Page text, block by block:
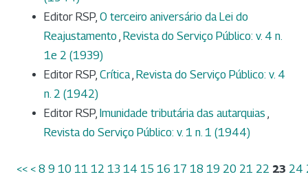
Editor RSP, O terceiro aniversário da Lei do
Reajustamento Revista do Serviço Público: v. 4 n.
1e 2 (1939)
Editor RSP, Crítica Revista do Serviço Público: v. 4
n. 2 (1942)
Editor RSP, Imunidade tributária das autarquias
Revista do Serviço Público: v. 1 n. 1 (1944)
<< < 8 9 10 11 12 13 14 15 16 17 18 19 20 21 22 23 24